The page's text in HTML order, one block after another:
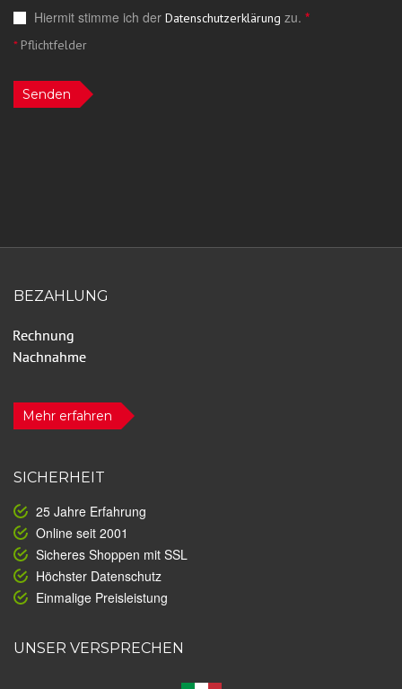
Hiermit stimme ich der Datenschutzerklärung zu. *
*Pflichtfelder
Senden
BEZAHLUNG
Mehr erfahren
SICHERHEIT
25 Jahre Erfahrung
Online seit 2001
Sicheres Shoppen mit SSL
Höchster Datenschutz
Einmalige Preisleistung
UNSER VERSPRECHEN